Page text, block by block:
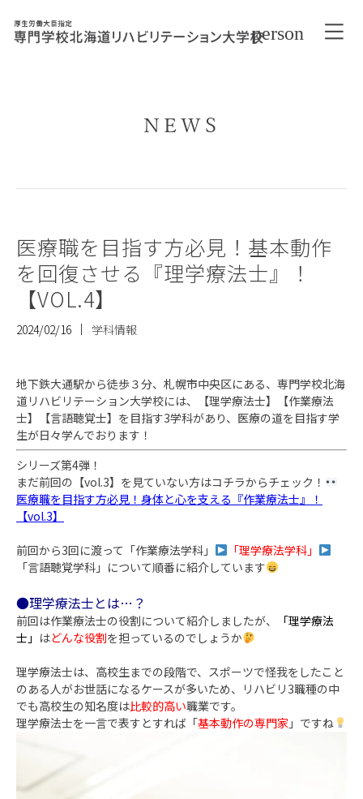
NEWS
医療職を目指す方必見！基本動作
を回復させる『理学療法士』！
【VOL.4】
2024/02/16 学科情報
地下鉄大通駅から徒歩３分、札幌市中央区にある、専門学校北海
道リハビリテーション大学校には、
【理学療法士】【作業療法
士】【言語聴覚士】を目指す3学科があり、医療の道を目指す学
生が日々学んでおります！
シリーズ第4弾！
まだ前回の【vol.3】を見ていない方はコチラからチェック！
医療職を目指す方必見！身体と心を支える『作業療法士』！
【vol.3】
前回から3回に渡って「作業療法学科」
「理学療法学科」
「言語聴覚学科」について順番に紹介しています
●理学療法士とは…？
前回は作業療法士の役割について紹介しましたが、
「理学療法
士」 はどんな役割を担っているのでしょうか
理学療法士は、高校生までの段階で、スポーツで怪我をしたこと
のある人がお世話になるケースが多いため、リハビリ3職種の中
でも高校生の知名度は比較的高い職業です。
理学療法士を一言で表すとすれば「基本動作の専門家 」ですね